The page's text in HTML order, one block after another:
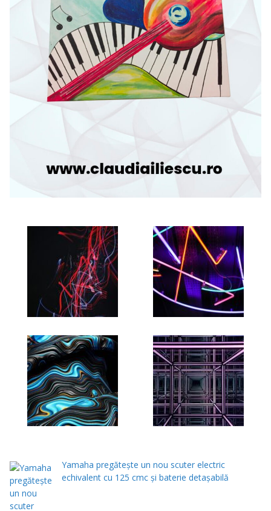
Yamaha pregătește un nou scuter electric
echivalent cu 125 cmc și baterie detașabilă